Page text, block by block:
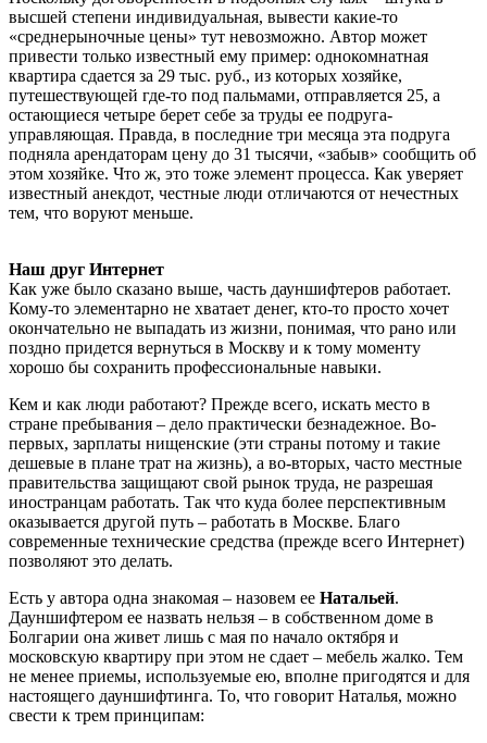
высшей степени индивидуальная, вывести какие-то
«среднерыночные цены» тут невозможно. Автор может
привести только известный ему пример: однокомнатная
квартира сдается за 29 тыс. руб., из которых хозяйке,
путешествующей где-то под пальмами, отправляется 25, а
остающиеся четыре берет себе за труды ее подруга-
управляющая. Правда, в последние три месяца эта подруга
подняла арендаторам цену до 31 тысячи, «забыв» сообщить об
этом хозяйке. Что ж, это тоже элемент процесса. Как уверяет
известный анекдот, честные люди отличаются от нечестных
тем, что воруют меньше.
Наш друг Интернет
Как уже было сказано выше, часть дауншифтеров работает.
Кому-то элементарно не хватает денег, кто-то просто хочет
окончательно не выпадать из жизни, понимая, что рано или
поздно придется вернуться в Москву и к тому моменту
хорошо бы сохранить профессиональные навыки.
Кем и как люди работают? Прежде всего, искать место в
стране пребывания – дело практически безнадежное. Во-
первых, зарплаты нищенские (эти страны потому и такие
дешевые в плане трат на жизнь), а во-вторых, часто местные
правительства защищают свой рынок труда, не разрешая
иностранцам работать. Так что куда более перспективным
оказывается другой путь – работать в Москве. Благо
современные технические средства (прежде всего Интернет)
позволяют это делать.
Есть у автора одна знакомая – назовем ее Натальей.
Дауншифтером ее назвать нельзя – в собственном доме в
Болгарии она живет лишь с мая по начало октября и
московскую квартиру при этом не сдает – мебель жалко. Тем
не менее приемы, используемые ею, вполне пригодятся и для
настоящего дауншифтинга. То, что говорит Наталья, можно
свести к трем принципам: